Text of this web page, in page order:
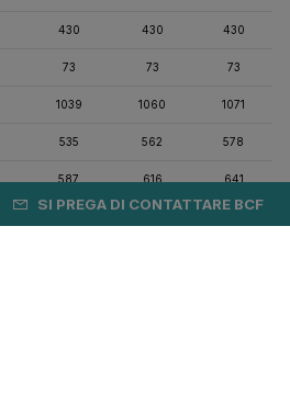
430 430 430
73 73 73
1039 1060 1071
535 562 578
587 616 641
SI PREGA DI CONTATTARE BCF